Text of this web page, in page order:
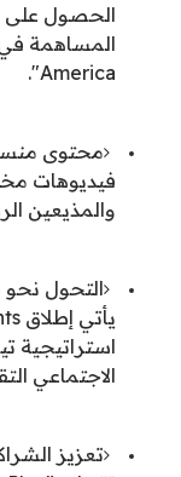
America".
محتوى
فيديوهات
والمذيعين
التحول
استراتيجية
الاجتماعي
تعزيز